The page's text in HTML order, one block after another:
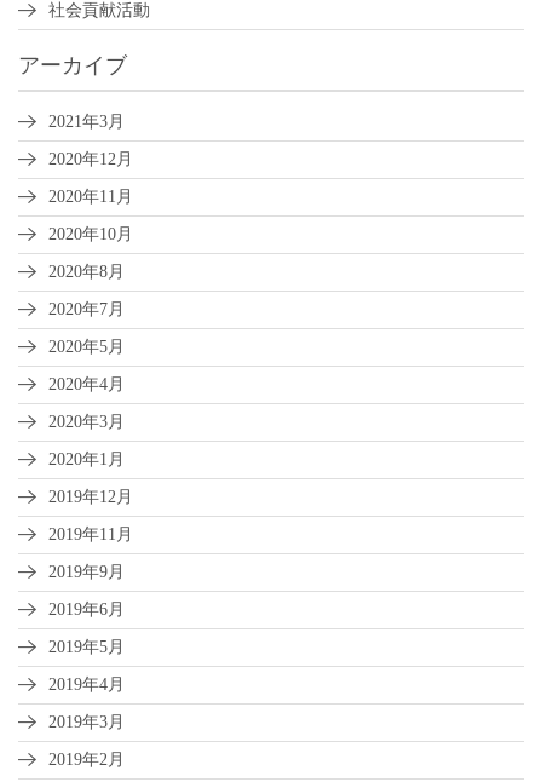
社会貢献活動
アーカイブ
2021年3月
2020年12月
2020年11月
2020年10月
2020年8月
2020年7月
2020年5月
2020年4月
2020年3月
2020年1月
2019年12月
2019年11月
2019年9月
2019年6月
2019年5月
2019年4月
2019年3月
2019年2月